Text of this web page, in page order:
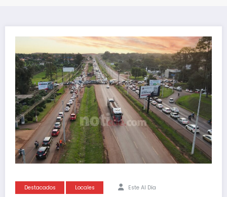
Destacados Locales Este Al Día